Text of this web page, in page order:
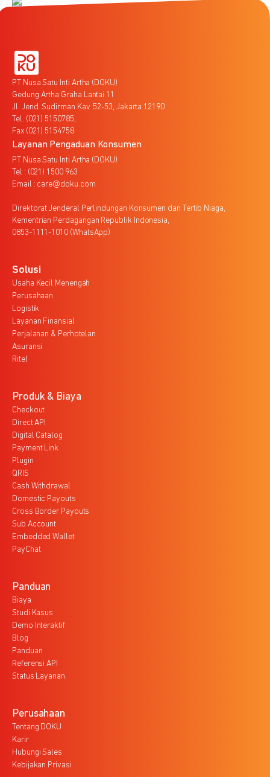
PT Nusa Satu Inti Artha (DOKU)
Gedung Artha Graha Lantai 11
Jl. Jend. Sudirman Kav. 52-53, Jakarta 12190
Tel. (021) 5150785,
Fax (021) 5154758
Layanan Pengaduan Konsumen
PT Nusa Satu Inti Artha (DOKU)
Tel : (021) 1500 963
Email : care@doku.com
Direktorat Jenderal Perlindungan Konsumen dan Tertib Niaga,
Kementrian Perdagangan Republik Indonesia,
0853-1111-1010 (WhatsApp)
Solusi
Usaha Kecil Menengah
Perusahaan
Logistik
Layanan Finansial
Perjalanan & Perhotelan
Asuransi
Ritel
Produk & Biaya
Checkout
Direct API
Digital Catalog
Payment Link
Plugin
QRIS
Cash Withdrawal
Domestic Payouts
Cross Border Payouts
Sub Account
Embedded Wallet
PayChat
Panduan
Biaya
Studi Kasus
Demo Interaktif
Blog
Panduan
Referensi API
Status Layanan
Perusahaan
Tentang DOKU
Karir
Hubungi Sales
Kebijakan Privasi